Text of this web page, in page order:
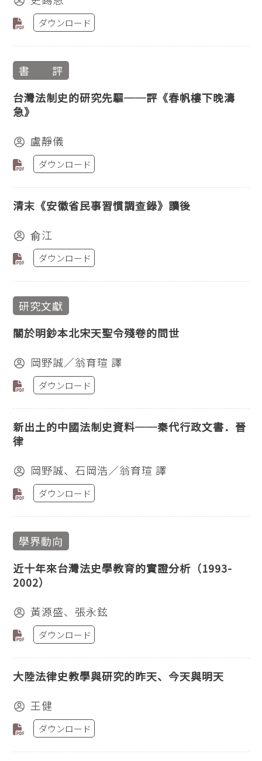
ダウンロード
書 評
台灣法制史的研究先驅──評《春帆樓下晚濤
急》
盧靜儀
ダウンロード
清末《安徽省民事習慣調查錄》讀後
俞江
ダウンロード
研究文獻
關於明鈔本北宋天聖令殘卷的問世
岡野誠／翁育瑄 譯
ダウンロード
新出土的中國法制史資料──秦代行政文書．晉
律
岡野誠、石岡浩／翁育瑄 譯
ダウンロード
學界動向
近十年來台灣法史學教育的實證分析（1993-
2002）
黃源盛、張永鉉
ダウンロード
大陸法律史教學與研究的昨天、今天與明天
王健
ダウンロード